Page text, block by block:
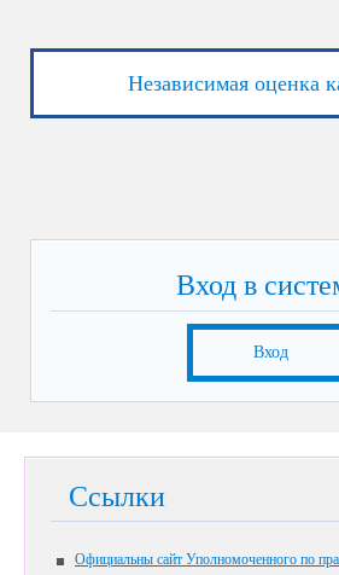
Независимая оценка
Вход в
Вход
Ссылки
Официальны сайт Уполномоченного по